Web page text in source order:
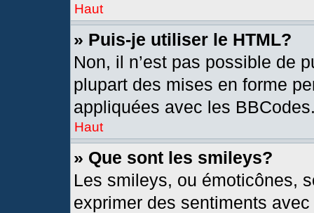
Haut
» Puis-je utiliser le HTML?
Non, il n’est pas possible de
plupart des mises en forme
appliquées avec les
Haut
» Que sont les smileys?
Les smileys, ou émoticônes,
exprimer des sentiments